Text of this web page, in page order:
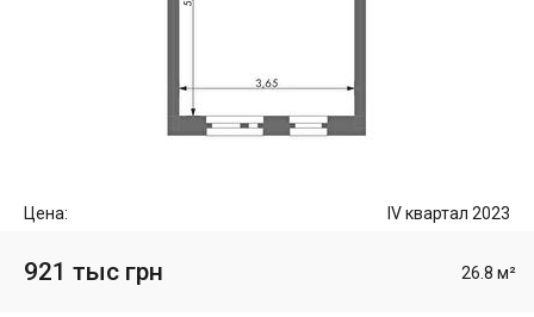
Цена: IV квартал 2023
921 тыс грн 26.8 м²